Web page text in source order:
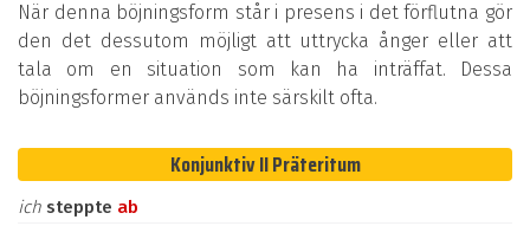
När denna böjningsform står i presens i det förflutna gör
den det dessutom möjligt att uttrycka ånger eller att
tala om en situation som kan ha inträffat. Dessa
böjningsformer används inte särskilt ofta.
Konjunktiv II Präteritum
ich steppte ab